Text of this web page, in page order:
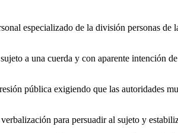
especializado de la división personas
a una cuerda y con aparente intención
pública exigiendo que las autoridades
para persuadir al sujeto y